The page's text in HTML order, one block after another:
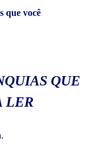
que você
QUE
LER